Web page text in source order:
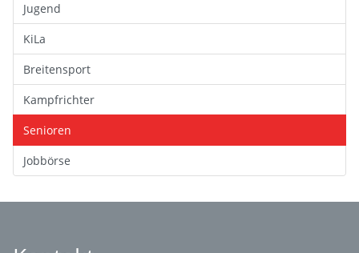
Jugend
KiLa
Breitensport
Kampfrichter
Senioren
Jobbörse